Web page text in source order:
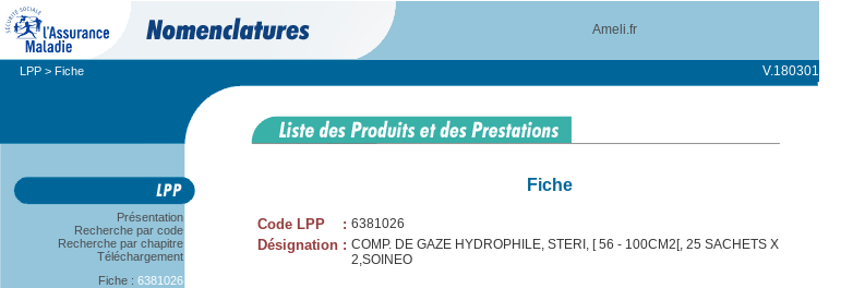
Ameli.fr
LPP > Fiche V.180301
Présentation
Recherche par code
Recherche par chapitre
Téléchargement
Fiche : 6381026
Fiche
Code LPP : 6381026
Désignation : COMP. DE GAZE HYDROPHILE, STERI, [ 56 - 100CM2[, 25 SACHETS X
2,SOINEO